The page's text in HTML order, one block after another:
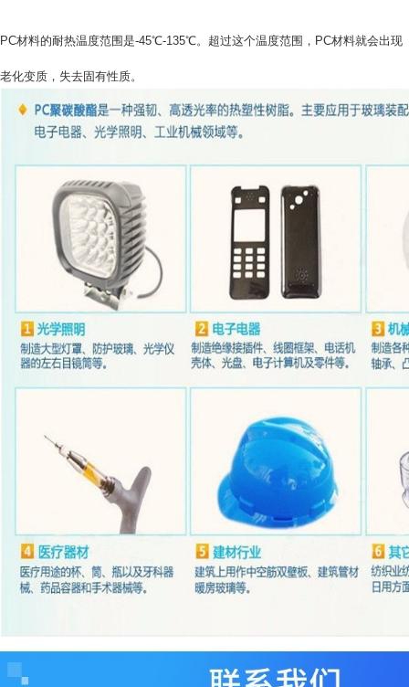
PC材料的耐热温度范围是-45℃-135℃。超过这个温度范围，PC材料就会出现
老化变质，失去固有性质。